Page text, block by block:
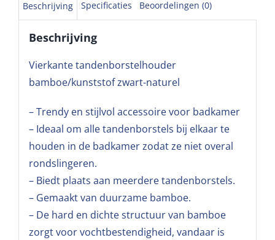
Beschrijving Specificaties Beoordelingen (0)
Beschrijving
Vierkante tandenborstelhouder
bamboe/kunststof zwart-naturel
– Trendy en stijlvol accessoire voor badkamer
– Ideaal om alle tandenborstels bij elkaar te
houden in de badkamer zodat ze niet overal
rondslingeren.
– Biedt plaats aan meerdere tandenborstels.
– Gemaakt van duurzame bamboe.
– De hard en dichte structuur van bamboe
zorgt voor vochtbestendigheid, vandaar is